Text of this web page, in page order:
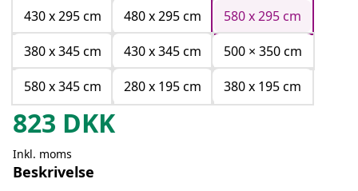
430 x 295 cm
480 x 295 cm
580 x 295 cm
380 x 345 cm
430 x 345 cm
500 × 350 cm
580 x 345 cm
280 x 195 cm 380 x 195 cm
823 DKK
Inkl. moms
Beskrivelse